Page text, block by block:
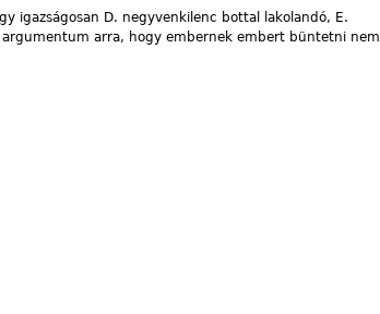
igazságosan D. negyvenkilenc bottal lakolandó, E.
arra, hogy embernek embert büntetni nem